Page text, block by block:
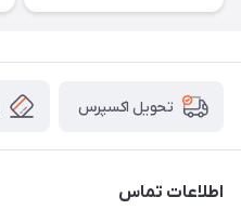
تحویل اکسپرس
اطلاعات تماس